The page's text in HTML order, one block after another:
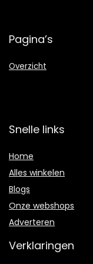
Pagina’s
Overzicht
Snelle links
Home
Alles winkelen
Blogs
Onze webshops
Adverteren
Verklaringen